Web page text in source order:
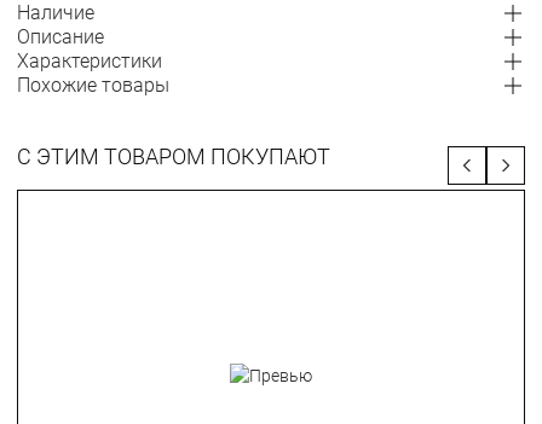
Наличие
Описание
Характеристики
Похожие товары
С ЭТИМ ТОВАРОМ ПОКУПАЮТ